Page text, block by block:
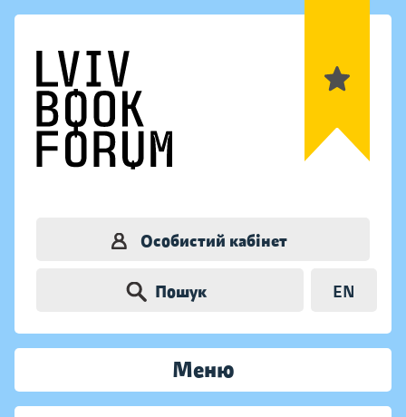
Особистий кабінет
Пошук EN
Меню